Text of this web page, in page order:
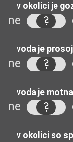
v okolici je
ne
voda je
ne
voda je
ne
v okolici so